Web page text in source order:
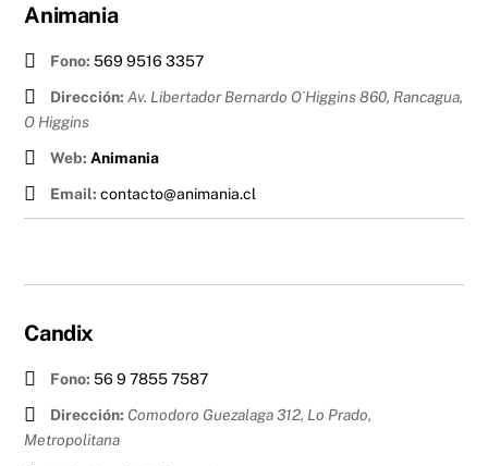
Animania
Fono: 569 9516 3357
Dirección: Av. Libertador Bernardo O´Higgins 860, Rancagua,
O Higgins
Web: Animania
Email: contacto@animania.cl
Candix
Fono: 56 9 7855 7587
Dirección: Comodoro Guezalaga 312, Lo Prado,
Metropolitana